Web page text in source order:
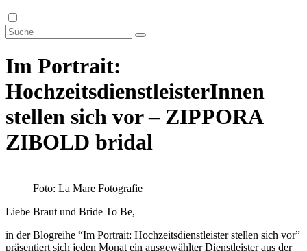
Im Portrait:
HochzeitsdienstleisterInnen
stellen sich vor – ZIPPORA
ZIBOLD bridal
Foto: La Mare Fotografie
Liebe Braut und Bride To Be,
in der Blogreihe “Im Portrait: Hochzeitsdienstleister stellen sich vor”
präsentiert sich jeden Monat ein ausgewählter Dienstleister aus der